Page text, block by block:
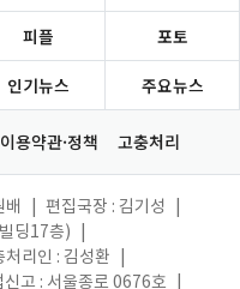
피플 포토
인기뉴스 주요뉴스
이용약관·정책 고충처리
배 편집국장 : 김기성
딩17층)
처리인 : 김성환
고 : 서울종로 0676호